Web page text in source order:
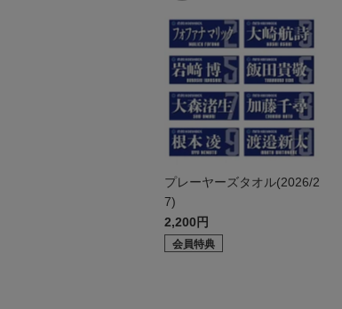
プレーヤーズタオル(2026/2
7)
2,200円
会員特典